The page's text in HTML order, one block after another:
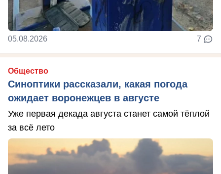
05.08.2026 7
Общество
Синоптики рассказали, какая погода
ожидает воронежцев в августе
Уже первая декада августа станет самой тёплой
за всё лето